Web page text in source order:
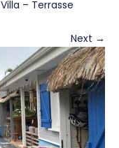
Villa – Terrasse
Next →